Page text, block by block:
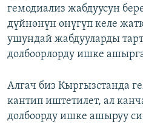
гемодиализ жабдуусун
дүйнөнүн өнүгүп келе
ушундай жабдууларды
долбоорлорду ишке
Алгач биз Кыргызстанда
кантип иштетилет, ал
долбоорду ишке ашыруу